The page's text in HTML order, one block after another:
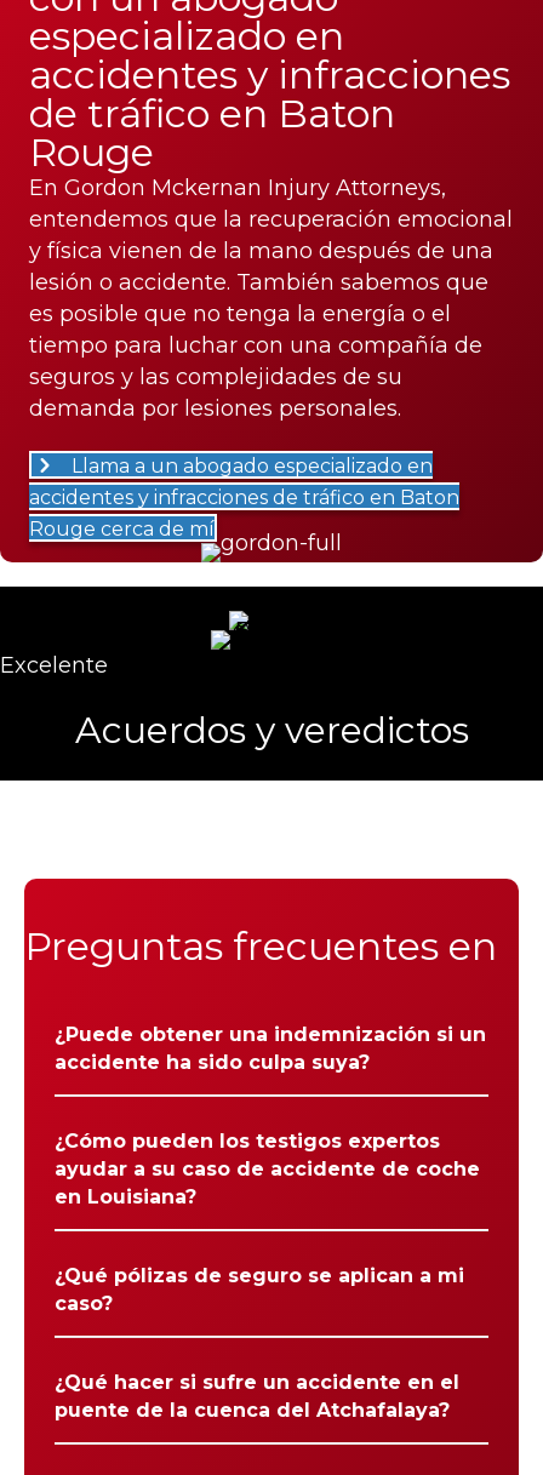
especializado en
accidentes y infracciones
de tráfico en Baton
Rouge
En Gordon Mckernan Injury Attorneys,
entendemos que la recuperación emocional
y física vienen de la mano después de una
lesión o accidente. También sabemos que
es posible que no tenga la energía o el
tiempo para luchar con una compañía de
seguros y las complejidades de su
demanda por lesiones personales.
Llama a un abogado especializado en
accidentes y infracciones de tráfico en Baton
Rouge cerca de mí
Excelente
Acuerdos y veredictos
Preguntas frecuentes en
¿Puede obtener una indemnización si un
accidente ha sido culpa suya?
¿Cómo pueden los testigos expertos
ayudar a su caso de accidente de coche
en Louisiana?
¿Qué pólizas de seguro se aplican a mi
caso?
¿Qué hacer si sufre un accidente en el
puente de la cuenca del Atchafalaya?